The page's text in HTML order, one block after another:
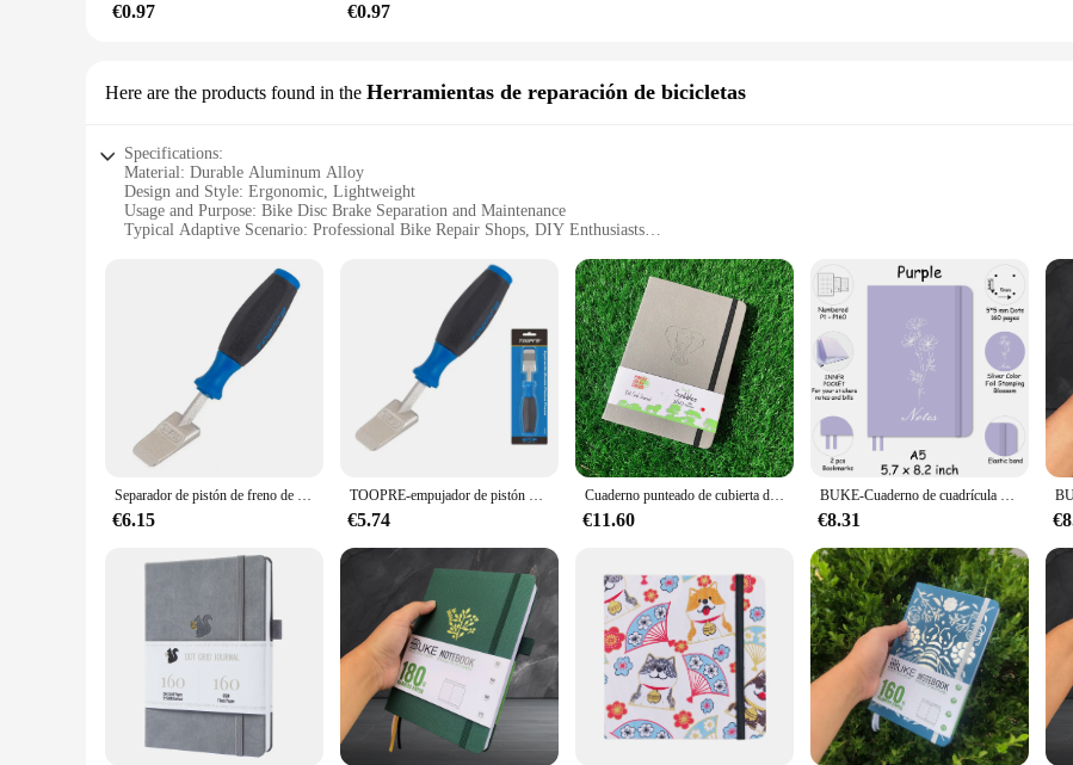
€0.97 €0.97
Here are the products found in the Herramientas de reparación de bicicletas
Specifications:
Material: Durable Aluminum Alloy
Design and Style: Ergonomic, Lightweight
Usage and Purpose: Bike Disc Brake Separation and Maintenance
Typical Adaptive Scenario: Professional Bike Repair Shops, DIY Enthusiasts
Performance and Property: Precision-Engineered for Seamless Brake Separation
|Wholesale|Vendors|
**Optimized for Performance**
The bike disc brake separator is a crucial tool for any bicycle mechanic or DIY enthusiast. Crafted from a robust aluminum alloy, this tool
lightweight construction make it comfortable to handle, reducing hand fatigue during prolonged use. The separator is meticulously
allowing for quick and efficient maintenance. Its compact size and portability make it an indispensable addition to any toolkit, whether
**Versatile and User-Friendly**
This bike disc brake separator is not just a tool; it's a companion for your cycling adventures. It is designed to cater to both professional
design makes it accessible to anyone, regardless of their experience level. The separator is an essential piece for those who value the
anyone looking to maintain their bike's disc brakes, ensuring a smooth and reliable ride every time.
**Reliable and Efficient**
The bike disc brake separator is more than just a tool; it's a commitment to efficiency and reliability. Its precision-engineered design
allowing for a quick and hassle-free separation process. Whether you're changing brake pads or performing a full overhaul, this tool will
and attention to detail make it a reliable choice for any disc brake maintenance task. With this tool, you can be confident that your bike's
Separador de pistón de freno de disco, herramienta de reposicionamiento de pastilla de freno, pinza de freno ergonómica, prensa de pistón, herramienta portátil para carretera
€6.15
TOOPRE-empujador de pistón de freno de disco de bicicleta, herramientas de taller de reparación de bicicletas, herramienta de ajuste de pinza de freno de disco hidráulico
€5.74
Cuaderno punteado de cubierta de oro rosa, diario de cuadrícula de puntos, INS BUJO, papel grueso de bambú de 160GSM con página numerada * BUKE
€11.60
BUKE-Cuaderno de cuadrícula de puntos, 5x5mm, 160 páginas, 160gsm, papel crema grueso, tamaño A5, piel sintética, tapa dura
€8.31